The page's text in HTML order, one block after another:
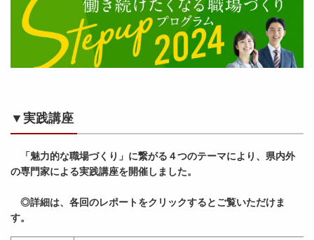
▼実践講座
「魅力的な職場づくり」に繋がる４つのテーマにより、県内外
の専門家による実践講座を開催しました。
◎詳細は、各回のレポートをクリックするとご覧いただけま
す。